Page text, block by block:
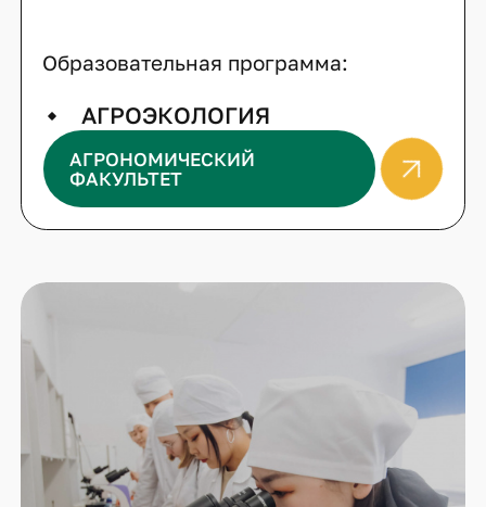
Образовательная программа:
АГРОЭКОЛОГИЯ
АГРОНОМИЧЕСКИЙ
ФАКУЛЬТЕТ